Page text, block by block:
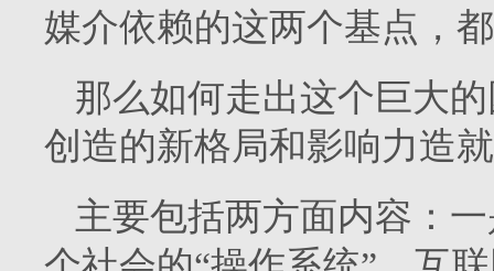
媒介依赖的这两个基点，
那么如何走出这个巨大
创造的新格局和影响力造
主要包括两方面内容：